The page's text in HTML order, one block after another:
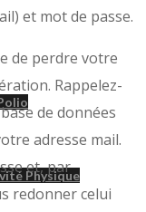
Physique
et mot de passe.
de perdre votre
Rappelez-
de données
adresse mail.
et, par
redonner celui